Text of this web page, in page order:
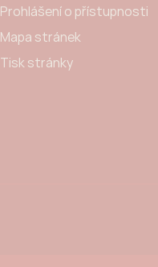
Prohlášení o přístupnosti
Mapa stránek
Tisk stránky